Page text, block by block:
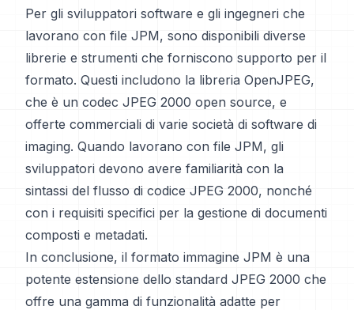
Per gli sviluppatori software e gli ingegneri che
lavorano con file JPM, sono disponibili diverse
librerie e strumenti che forniscono supporto per il
formato. Questi includono la libreria OpenJPEG,
che è un codec JPEG 2000 open source, e
offerte commerciali di varie società di software di
imaging. Quando lavorano con file JPM, gli
sviluppatori devono avere familiarità con la
sintassi del flusso di codice JPEG 2000, nonché
con i requisiti specifici per la gestione di documenti
composti e metadati.
In conclusione, il formato immagine JPM è una
potente estensione dello standard JPEG 2000 che
offre una gamma di funzionalità adatte per